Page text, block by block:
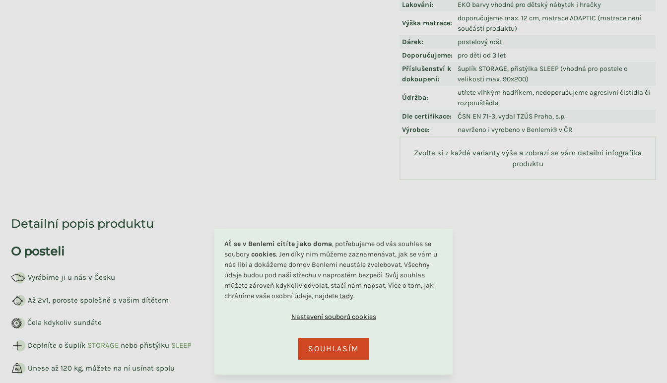
Ať se v Benlemi cítíte jako doma, potřebujeme od vás souhlas se
soubory cookies. Jen díky nim můžeme zaznamenávat, jak se vám u
nás líbí a dokážeme domov Benlemi neustále zvelebovat. Všechny
údaje budou pod naší střechu v naprostém bezpečí. Svůj souhlas
můžete zároveň kdykoliv odvolat, stačí nám napsat. Více o tom, jak
chráníme vaše osobní údaje, najdetetady.
SOUHLASÍM
Lakování: EKO barvy vhodné pro dětský nábytek i hračky
Výška matrace:
doporučujeme max. 12 cm, matrace ADAPTIC (matrace není
součástí produktu)
Dárek:
postelový rošt
Doporučujeme:
pro děti od 3 let
Příslušenství k
dokoupení:
šuplík STORAGE, přistýlka SLEEP (vhodná pro postele o
velikosti max. 90x200)
Údržba:
utřete vlhkým hadříkem, nedoporučujeme agresivní čistidla či
rozpouštědla
Dle certifikace:
ČSN EN 71-3, vydal TZÚS Praha, s.p.
Výrobce: navrženo i vyrobeno v Benlemi® v ČR
Zvolte si z každé varianty výše a zobrazí se vám detailní infografika
produktu
Detailní popis produktu
O posteli
Vyrábíme ji u nás v Česku
Až 2v1, poroste společně s vašim dítětem
Čela kdykoliv sundáte
Doplníte o šuplík STORAGE nebo přistýlku SLEEP
Unese až 120 kg, můžete na ní usínat spolu
ZPĚT DO OBCHODU
Související produkty